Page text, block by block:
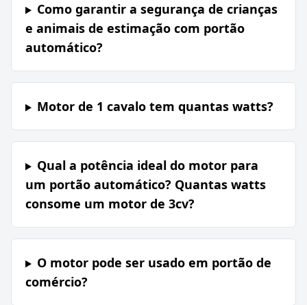
Como garantir a segurança de crianças
e animais de estimação com portão
automático?
Motor de 1 cavalo tem quantas watts?
Qual a potência ideal do motor para
um portão automático? Quantas watts
consome um motor de 3cv?
O motor pode ser usado em portão de
comércio?